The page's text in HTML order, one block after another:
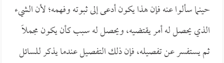
حينما سألوا عنه فإن هذا يكون أدعى إلى ثبوته وفهمه؛ لأن الشيء
الذي يحصل له أمر يقتضيه، ويحصل له سبب كأن يكون مجملاً
ثم يستفسر عن تفصيله، فإن ذلك التفصيل عندما يذكر للسائل